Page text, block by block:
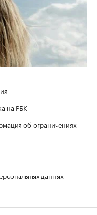
на РБК
об ограничениях
данных